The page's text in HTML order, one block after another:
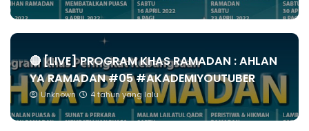
🔴 [LIVE] PROGRAM KHAS RAMADAN : AHLAN
YA RAMADAN #05 #AKADEMIYOUTUBER
Unknown 4 tahun yang lalu